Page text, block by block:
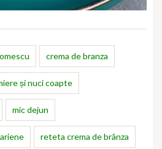
crema de branza
și nuci coapte
mic dejun
reteta crema de brânza